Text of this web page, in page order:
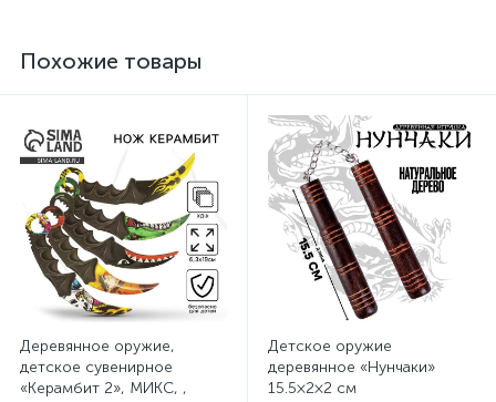
Похожие товары
Деревянное оружие,
детское сувенирное
«Керамбит 2», МИКС, ,
Детское оружие
деревянное «Нунчаки»
15.5×2×2 см